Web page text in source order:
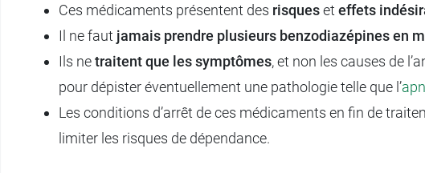
Ces médicaments présentent des risqueset effets
Il ne faut jamais prendre plusieurs benzodiazépines en
Ils netraitent que les symptômes, et non les causes de
pour dépister éventuellement une pathologie telle que l’
Les conditions d’arrêt de ces médicaments en fin de
limiter les risques de dépendance.